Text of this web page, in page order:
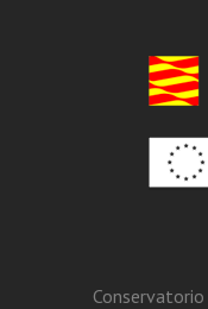
Conservatorio